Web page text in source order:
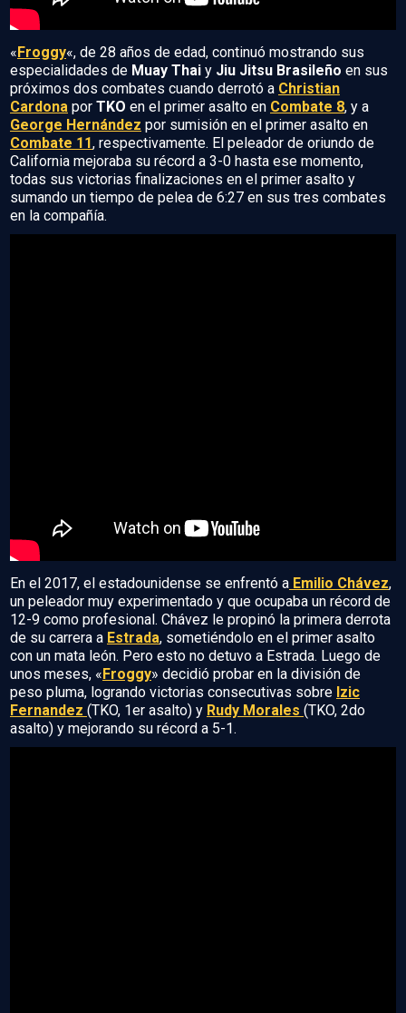
«Froggy«, de 28 años de edad, continuó mostrando sus
especialidades de Muay Thai y Jiu Jitsu Brasileño en sus
próximos dos combates cuando derrotó a Christian
Cardona por TKO en el primer asalto en Combate 8, y a
George Hernández por sumisión en el primer asalto en
Combate 11, respectivamente. El peleador de oriundo de
California mejoraba su récord a 3-0 hasta ese momento,
todas sus victorias finalizaciones en el primer asalto y
sumando un tiempo de pelea de 6:27 en sus tres combates
en la compañía.
En el 2017, el estadounidense se enfrentó a Emilio Chávez,
un peleador muy experimentado y que ocupaba un récord de
12-9 como profesional. Chávez le propinó la primera derrota
de su carrera a Estrada, sometiéndolo en el primer asalto
con un mata león. Pero esto no detuvo a Estrada. Luego de
unos meses, «Froggy» decidió probar en la división de
peso pluma, logrando victorias consecutivas sobre Izic
Fernandez (TKO, 1er asalto) y Rudy Morales (TKO, 2do
asalto) y mejorando su récord a 5-1.